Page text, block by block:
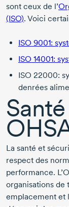
sont ceux de l’
(ISO). Voici
ISO 9001:
ISO 14001:
ISO 22000:
denrées
La santé et
respect des
performance.
organisations de
emplacement et